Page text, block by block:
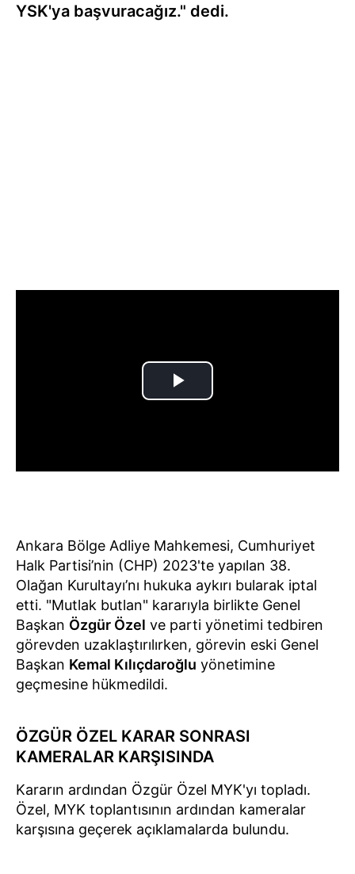
YSK'ya başvuracağız." dedi.
Ankara Bölge Adliye Mahkemesi, Cumhuriyet
Halk Partisi’nin (CHP) 2023'te yapılan 38.
Olağan Kurultayı’nı hukuka aykırı bularak iptal
etti. "Mutlak butlan" kararıyla birlikte Genel
Başkan Özgür Özel ve parti yönetimi tedbiren
görevden uzaklaştırılırken, görevin eski Genel
Başkan Kemal Kılıçdaroğlu yönetimine
geçmesine hükmedildi.
ÖZGÜR ÖZEL KARAR SONRASI
KAMERALAR KARŞISINDA
Kararın ardından Özgür Özel MYK'yı topladı.
Özel, MYK toplantısının ardından kameralar
karşısına geçerek açıklamalarda bulundu.